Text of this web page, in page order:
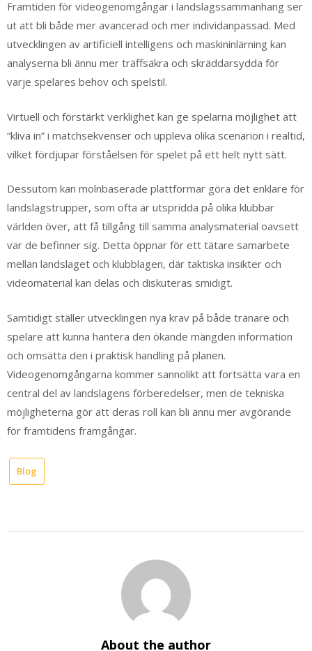
Framtiden för videogenomgångar i landslagssammanhang ser
ut att bli både mer avancerad och mer individanpassad. Med
utvecklingen av artificiell intelligens och maskininlärning kan
analyserna bli ännu mer träffsäkra och skräddarsydda för
varje spelares behov och spelstil.
Virtuell och förstärkt verklighet kan ge spelarna möjlighet att
“kliva in” i matchsekvenser och uppleva olika scenarion i realtid,
vilket fördjupar förståelsen för spelet på ett helt nytt sätt.
Dessutom kan molnbaserade plattformar göra det enklare för
landslagstrupper, som ofta är utspridda på olika klubbar
världen över, att få tillgång till samma analysmaterial oavsett
var de befinner sig. Detta öppnar för ett tätare samarbete
mellan landslaget och klubblagen, där taktiska insikter och
videomaterial kan delas och diskuteras smidigt.
Samtidigt ställer utvecklingen nya krav på både tränare och
spelare att kunna hantera den ökande mängden information
och omsätta den i praktisk handling på planen.
Videogenomgångarna kommer sannolikt att fortsätta vara en
central del av landslagens förberedelser, men de tekniska
möjligheterna gör att deras roll kan bli ännu mer avgörande
för framtidens framgångar.
Blog
About the author